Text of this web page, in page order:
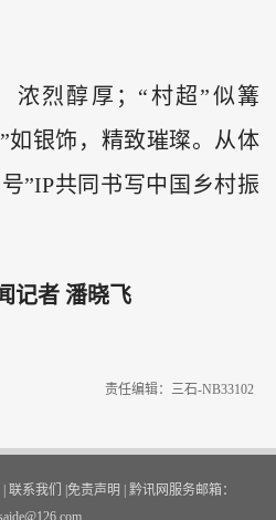
浓烈醇厚；“村超”似篝
如银饰，精致璀璨。从体
”IP共同书写中国乡村振
记者 潘晓飞
责任编辑：三石-NB33102
| 联系我们 |免责声明 | 黔讯网服务邮箱：